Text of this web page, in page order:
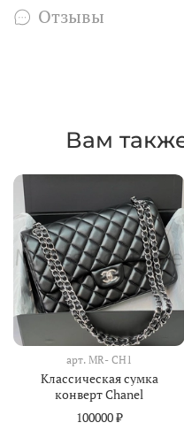
Отзывы
Вам
арт. MR- CH1
Классическая сумка
конверт Chanel
100000 ₽